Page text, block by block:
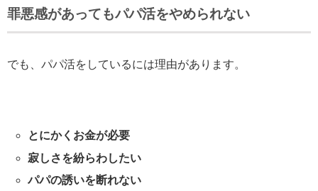
罪悪感があってもパパ活をやめられない
でも、パパ活をしているには理由があります。
とにかくお金が必要
寂しさを紛らわしたい
パパの誘いを断れない